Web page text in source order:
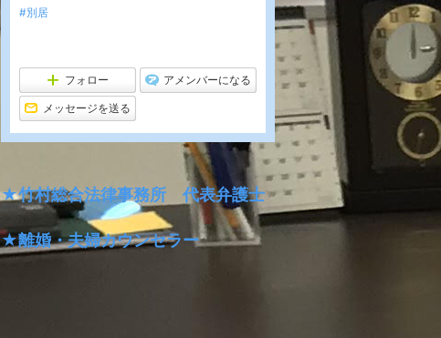
#別居
フォロー アメンバーになる
メッセージを送る
★竹村総合法律事務所 代表弁護士
★離婚・夫婦カウンセラー